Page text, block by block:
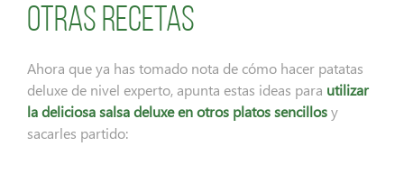
otras recetas
Ahora que ya has tomado nota de cómo hacer patatas
deluxe de nivel experto, apunta estas ideas para utilizar
la deliciosa salsa deluxe en otros platos sencillosy
sacarles partido: